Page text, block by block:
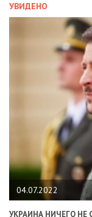
УВИДЕНО
04.07.2022
УКРАИНА НИЧЕГО НЕ